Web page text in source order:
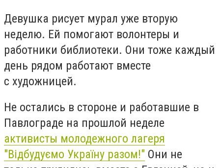
Девушка рисует мурал уже вторую
неделю. Ей помогают волонтеры и
работники библиотеки. Они тоже каждый
день рядом работают вместе
с художницей.
Не остались в стороне и работавшие в
Павлограде на прошлой неделе
активисты молодежного лагеря
"Відбудуємо Україну разом!" Они не